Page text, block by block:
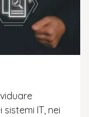
IT, nei